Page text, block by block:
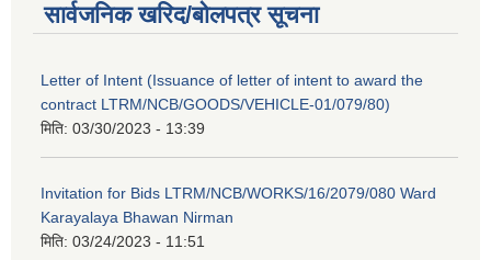
सार्वजनिक खरिद/बोलपत्र सूचना
Letter of Intent (Issuance of letter of intent to award the
contract LTRM/NCB/GOODS/VEHICLE-01/079/80)
मिति: 03/30/2023 - 13:39
Invitation for Bids LTRM/NCB/WORKS/16/2079/080 Ward
Karayalaya Bhawan Nirman
मिति: 03/24/2023 - 11:51